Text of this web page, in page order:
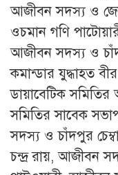
আজীবন সদস্য ও
ওচমান গণি
আজীবন সদস্য ও
কমান্ডার যুদ্ধাহত
ডায়াবেটিক
সমিতির সাবেক
সদস্য ও চাঁদপুর
চন্দ্র রায়, আজীবন